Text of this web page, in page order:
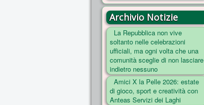
Archivio Notizie
La Repubblica non vive
soltanto nelle celebrazioni
ufficiali, ma ogni volta che una
comunità sceglie di non lasciare
indietro nessuno
Amici X la Pelle 2026: estate
di gioco, sport e creatività con
Anteas Servizi dei Laghi